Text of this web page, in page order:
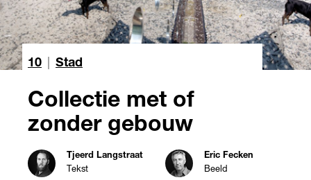
10 Stad
Collectie met of
zonder gebouw
Tjeerd Langstraat
Tekst
Eric Fecken
Beeld